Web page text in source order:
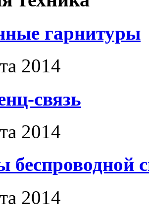
гарнитуры
2014
связь
2014
беспроводной
2014